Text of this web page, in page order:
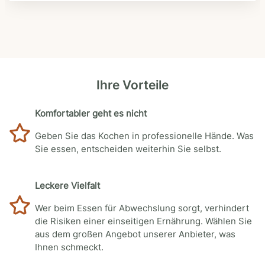
Ihre Vorteile
Komfortabler geht es nicht
Geben Sie das Kochen in professionelle Hände. Was
Sie essen, entscheiden weiterhin Sie selbst.
Leckere Vielfalt
Wer beim Essen für Abwechslung sorgt, verhindert
die Risiken einer einseitigen Ernährung. Wählen Sie
aus dem großen Angebot unserer Anbieter, was
Ihnen schmeckt.